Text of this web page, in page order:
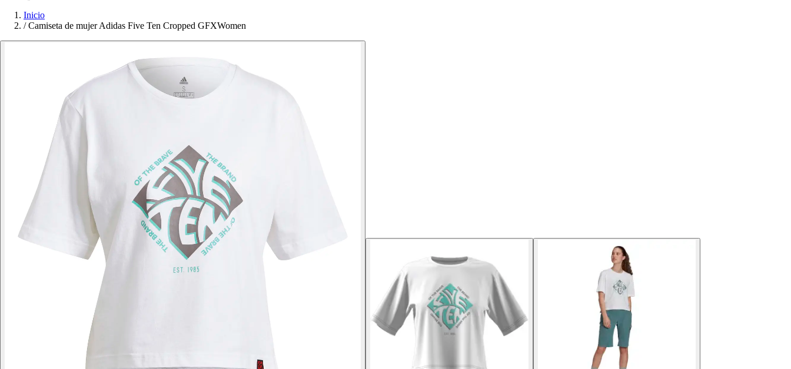
Inicio
/ Camiseta de mujer Adidas Five Ten Cropped GFXWomen